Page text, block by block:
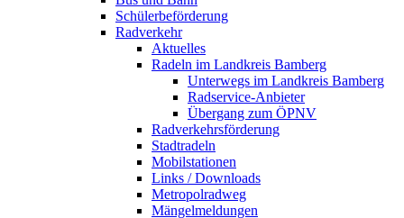
Schülerbeförderung
Radverkehr
Aktuelles
Radeln im Landkreis Bamberg
Unterwegs im Landkreis Bamberg
Radservice-Anbieter
Übergang zum ÖPNV
Radverkehrsförderung
Stadtradeln
Mobilstationen
Links / Downloads
Metropolradweg
Mängelmeldungen